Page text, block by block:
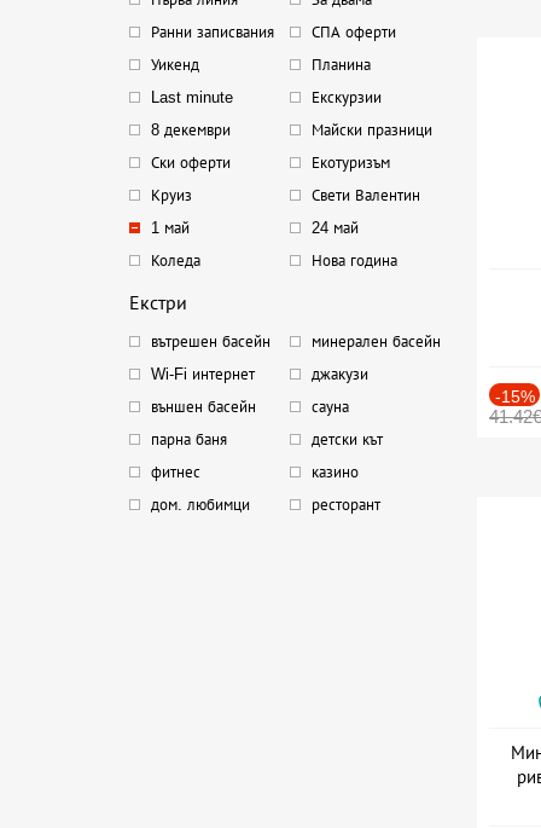
Ранни записвания
СПА оферти
Уикенд
Планина
Last minute
Екскурзии
8 декември
Майски празници
Ски оферти
Екотуризъм
Круиз
Свети Валентин
1 май
24 май
Коледа
Нова година
Екстри
вътрешен басейн
минерален басейн
Wi-Fi интернет
джакузи
външен басейн
сауна
парна баня
детски кът
фитнес
казино
дом. любимци
ресторант
-15%
41.42€